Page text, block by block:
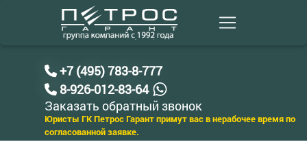
+7 (495) 783-8-777
8-926-012-83-64
Заказать обратный звонок
Юристы ГК Петрос Гарант примут вас в нерабочее время по
согласованной заявке.